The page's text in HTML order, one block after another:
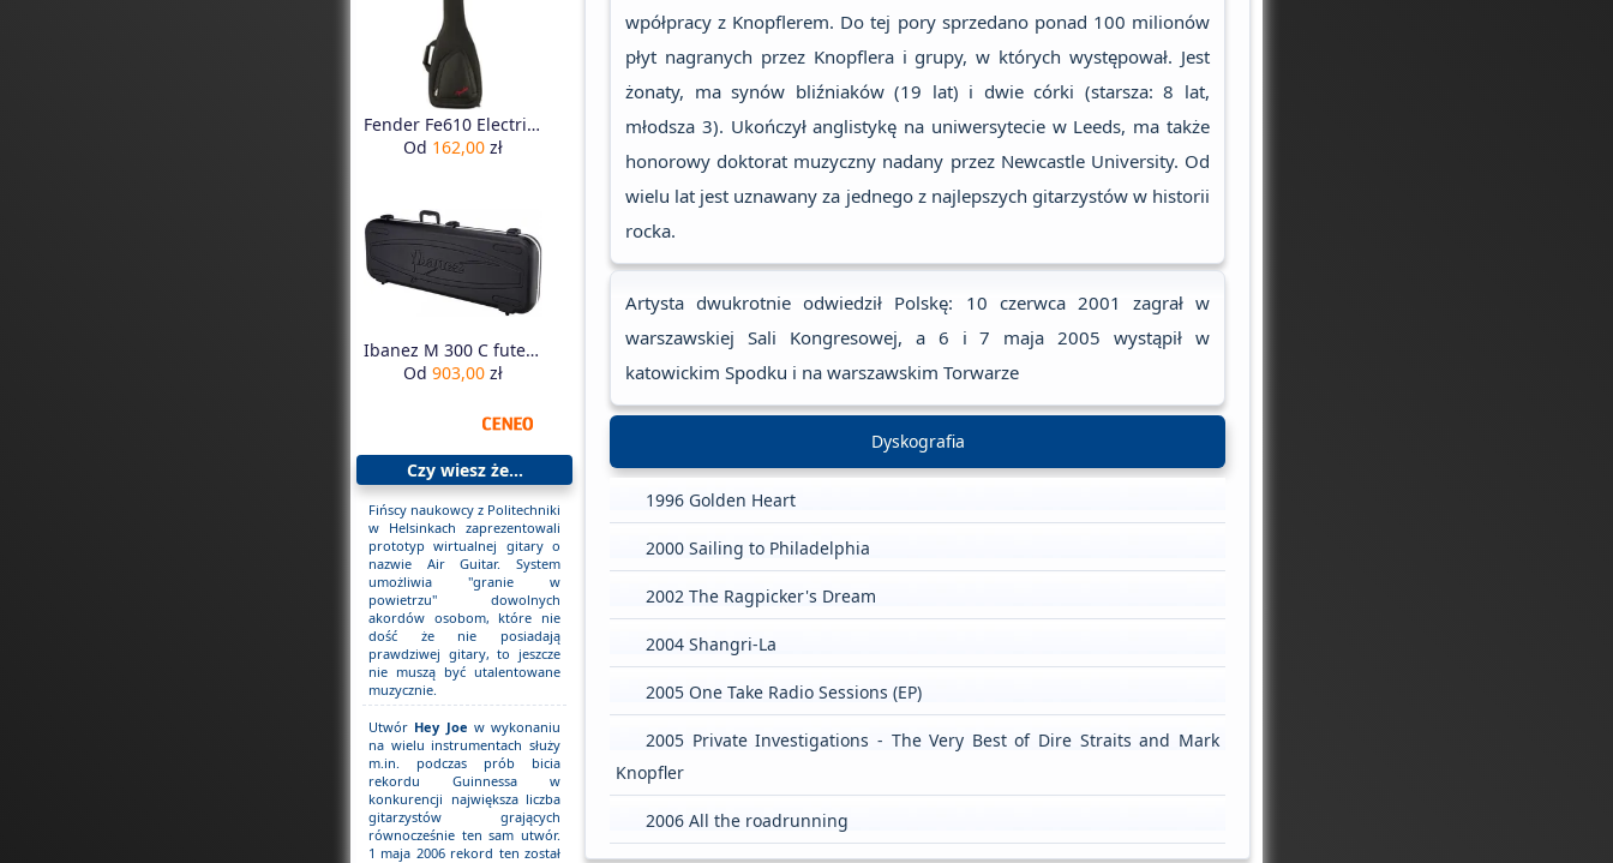
wpółpracy z Knopflerem. Do tej pory sprzedano ponad 100 milionów
płyt nagranych przez Knopflera i grupy, w których występował. Jest
żonaty, ma synów bliźniaków (19 lat) i dwie córki (starsza: 8 lat,
młodsza 3). Ukończył anglistykę na uniwersytecie w Leeds, ma także
honorowy doktorat muzyczny nadany przez Newcastle University. Od
wielu lat jest uznawany za jednego z najlepszych gitarzystów w historii
rocka.
Artysta dwukrotnie odwiedził Polskę: 10 czerwca 2001 zagrał w
warszawskiej Sali Kongresowej, a 6 i 7 maja 2005 wystąpił w
katowickim Spodku i na warszawskim Torwarze
Dyskografia
1996 Golden Heart
2000 Sailing to Philadelphia
2002 The Ragpicker's Dream
2004 Shangri-La
2005 One Take Radio Sessions (EP)
2005 Private Investigations - The Very Best of Dire Straits and Mark
Knopfler
2006 All the roadrunning
Fender Fe610 Electric Guitar - Pokrowiec Na Elektryka
Od 162,00zł
Ibanez M 300 C futerał na gitarę elektryczną
Od 903,00zł
Czy wiesz że...
Fińscy naukowcy z Politechniki
w Helsinkach zaprezentowali
prototyp wirtualnej gitary o
nazwie Air Guitar. System
umożliwia "granie w
powietrzu" dowolnych
akordów osobom, które nie
dość że nie posiadają
prawdziwej gitary, to jeszcze
nie muszą być utalentowane
muzycznie.
Utwór Hey Joe w wykonaniu
na wielu instrumentach służy
m.in. podczas prób bicia
rekordu Guinnessa w
konkurencji największa liczba
gitarzystów grających
równocześnie ten sam utwór.
1 maja 2006 rekord ten został